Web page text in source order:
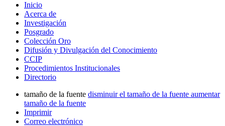
Inicio
Acerca de
Investigación
Posgrado
Colección Oro
Difusión y Divulgación del Conocimiento
CCIP
Procedimientos Institucionales
Directorio
tamaño de la fuente disminuir el tamaño de la fuente aumentar
tamaño de la fuente
Imprimir
Correo electrónico